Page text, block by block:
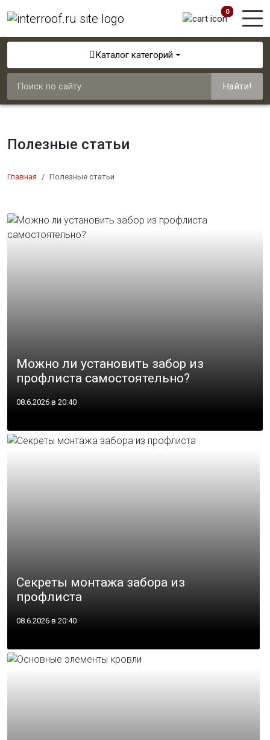
0
Каталог категорий
Найти!
Полезные статьи
Главная Полезные статьи
Можно ли установить забор из
профлиста самостоятельно?
08.6.2026 в 20:40
Секреты монтажа забора из
профлиста
08.6.2026 в 20:40